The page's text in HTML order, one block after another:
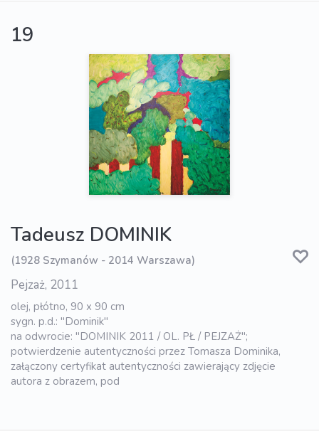
19
Tadeusz DOMINIK
(1928 Szymanów - 2014 Warszawa)
Pejzaż, 2011
olej, płótno, 90 x 90 cm
sygn. p.d.: "Dominik"
na odwrocie: "DOMINIK 2011 / OL. PŁ / PEJZAŻ";
potwierdzenie autentyczności przez Tomasza Dominika,
załączony certyfikat autentyczności zawierający zdjęcie
autora z obrazem, pod